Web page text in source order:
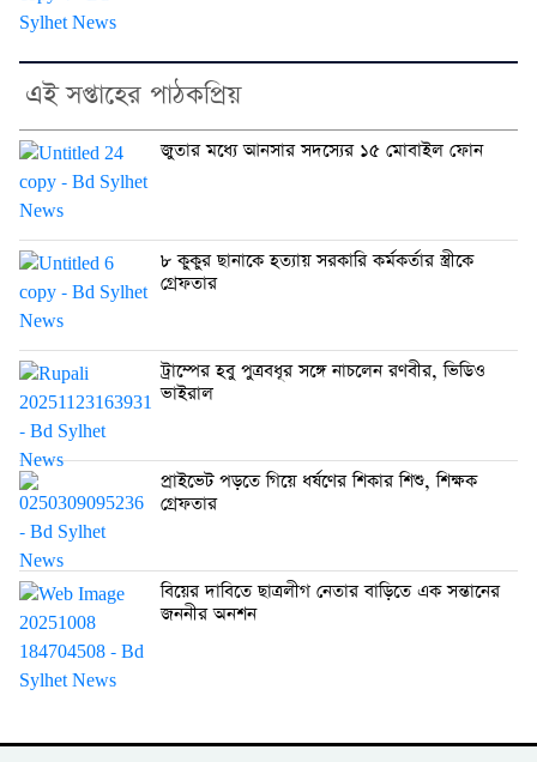
এই সপ্তাহের পাঠকপ্রিয়
জুতার মধ্যে আনসার সদস্যের ১৫ মোবাইল ফোন
৮ কুকুর ছানাকে হত্যায় সরকারি কর্মকর্তার স্ত্রীকে
গ্রেফতার
ট্রাম্পের হবু পুত্রবধূর সঙ্গে নাচলেন রণবীর, ভিডিও
ভাইরাল
প্রাইভেট পড়তে গিয়ে ধর্ষণের শিকার শিশু, শিক্ষক
গ্রেফতার
বিয়ের দাবিতে ছাত্রলীগ নেতার বাড়িতে এক সন্তানের
জননীর অনশন